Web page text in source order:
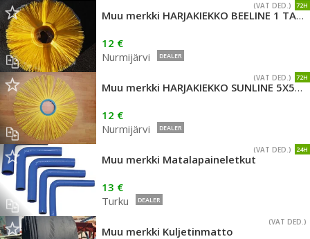
72H
(VAT DED.)
Muu merkki HARJAKIEKKO BEELINE 1 TAPPI 7700MM
12 €
Nurmijärvi
DEALER
72H
(VAT DED.)
Muu merkki HARJAKIEKKO SUNLINE 5X500MM 1-TAPPI
12 €
Nurmijärvi
DEALER
24H
(VAT DED.)
Muu merkki Matalapaineletkut
13 €
Turku
DEALER
(VAT DED.)
Muu merkki Kuljetinmatto